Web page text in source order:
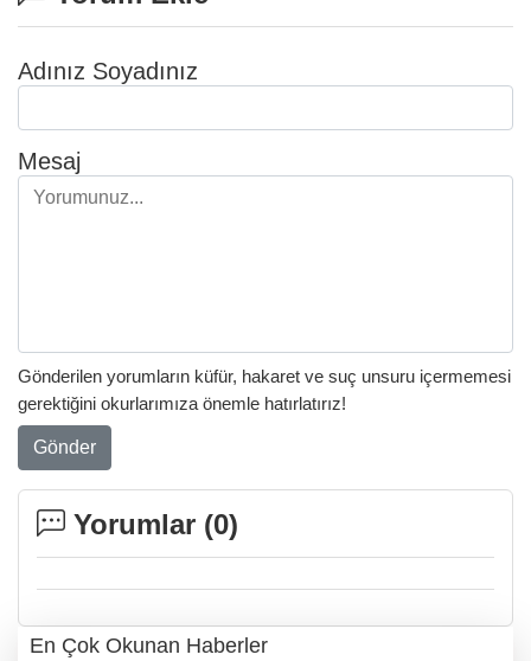
Adınız Soyadınız
Mesaj
Gönderilen yorumların küfür, hakaret ve suç unsuru içermemesi
gerektiğini okurlarımıza önemle hatırlatırız!
Gönder
Yorumlar (0)
En Çok Okunan Haberler